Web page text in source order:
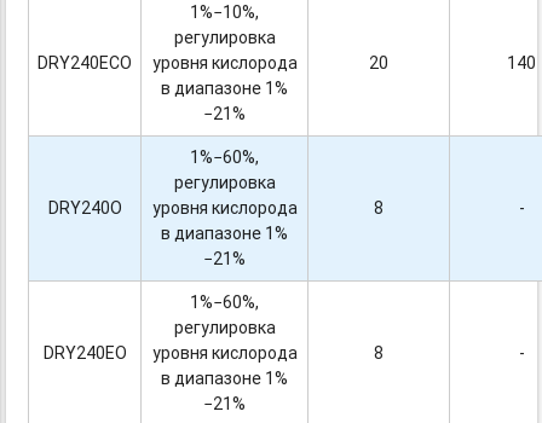
DRY240ECO
1%−10%,
регулировка
уровня кислорода
в диапазоне 1%
−21%
20 140
DRY240O
1%−60%,
регулировка
уровня кислорода
в диапазоне 1%
−21%
8 -
DRY240EO
1%−60%,
регулировка
уровня кислорода
в диапазоне 1%
−21%
8 -